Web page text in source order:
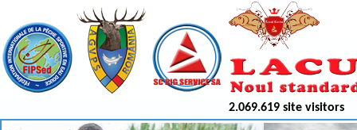
2.069.619 site visitors